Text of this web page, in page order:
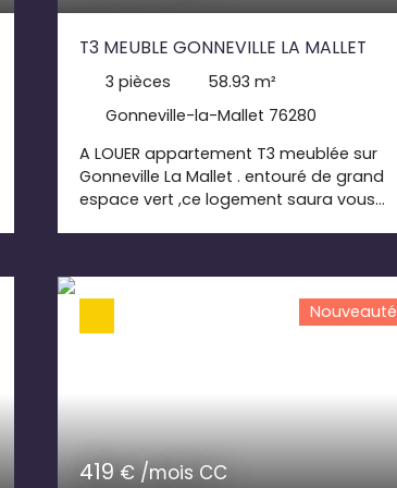
T3 MEUBLE GONNEVILLE LA MALLET
3pièces 58.93m²
Gonneville-la-Mallet 76280
A LOUER appartement T3 meublée sur
Gonneville La Mallet . entouré de grand
espace vert ,ce logement saura vous
dépôt de garantie 750. 00€ honoraires
de bail :648. 23 TTC dont 176. 79€ pour l'
419€ /mois CC
Nouveauté